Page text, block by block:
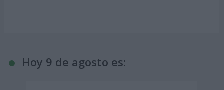
Hoy 9 de agosto es: